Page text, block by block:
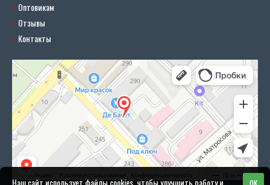
Оптовикам
Отзывы
Контакты
Наш сайт использует файлы cookies, чтобы улучшить работу и